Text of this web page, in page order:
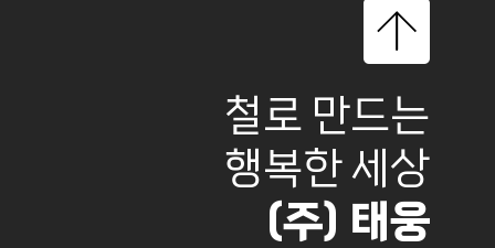
철로 만드는
행복한 세상
(주) 태웅